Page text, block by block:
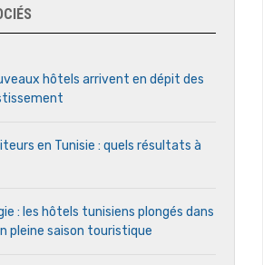
hôtels arrivent en dépit des
en Tunisie : quels résultats à
: les hôtels tunisiens plongés dans
pleine saison touristique